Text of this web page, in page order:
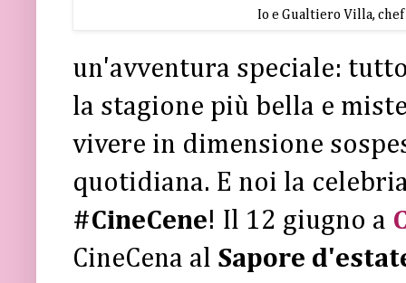
Io e Gualtiero Villa,
un'avventura speciale:
la stagione più bella e
vivere in dimensione
quotidiana. E noi la
#CineCene! Il 12 giugno a
CineCena al Sapore